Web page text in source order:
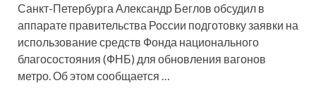
Санкт-Петербурга Александр Беглов обсудил в
аппарате правительства России подготовку заявки на
использование средств Фонда национального
благосостояния (ФНБ) для обновления вагонов
метро. Об этом сообщается …